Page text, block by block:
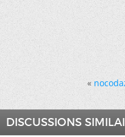
«
DISCUSSIONS